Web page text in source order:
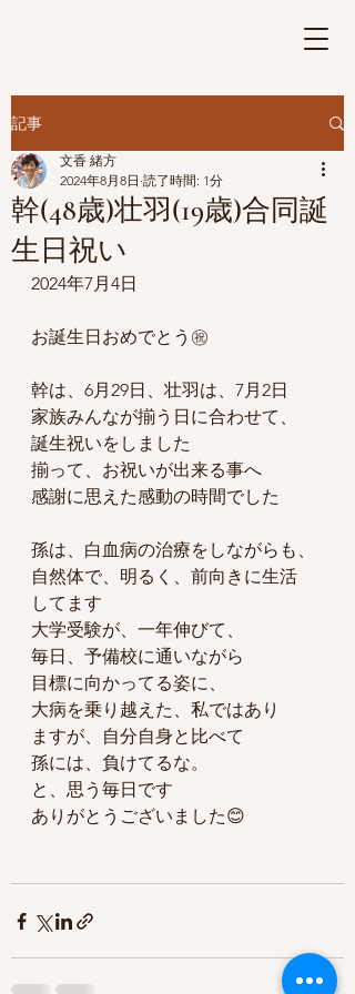
記事
幹(48歳)壮羽(19歳)合同誕
生日祝い
文香 緒方
2024年8月8日 読了時間: 1分
2024年7月4日
お誕生日おめでとう㊗️
幹は、6月29日、壮羽は、7月2日
家族みんなが揃う日に合わせて、
誕生祝いをしました
揃って、お祝いが出来る事へ
感謝に思えた感動の時間でした
孫は、白血病の治療をしながらも、
自然体で、明るく、前向きに生活
してます
大学受験が、一年伸びて、
毎日、予備校に通いながら
目標に向かってる姿に、
大病を乗り越えた、私ではあり
ますが、自分自身と比べて
孫には、負けてるな。
と、思う毎日です
ありがとうございました😊